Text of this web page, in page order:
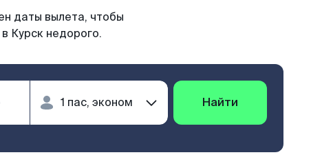
даты вылета, чтобы
Курск недорого.
Найти